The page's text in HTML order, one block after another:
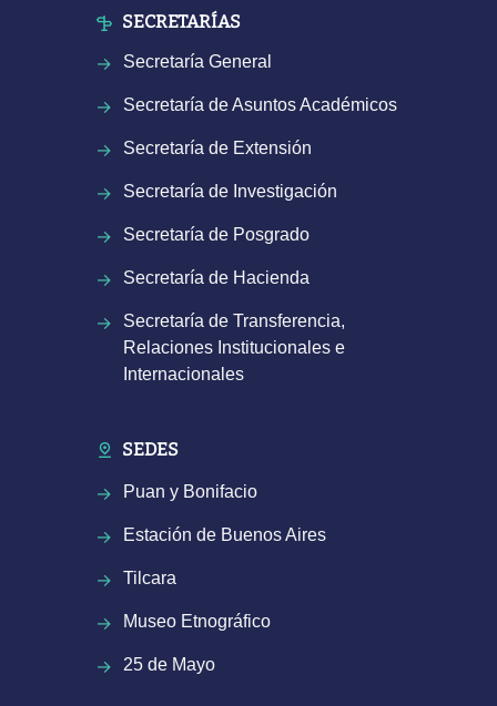
SECRETARÍAS
Secretaría General
Secretaría de Asuntos Académicos
Secretaría de Extensión
Secretaría de Investigación
Secretaría de Posgrado
Secretaría de Hacienda
Secretaría de Transferencia,
Relaciones Institucionales e
Internacionales
SEDES
Puan y Bonifacio
Estación de Buenos Aires
Tilcara
Museo Etnográfico
25 de Mayo